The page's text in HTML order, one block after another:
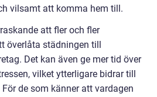
vilsamt att komma hem till.
att fler och fler
överlåta städningen till
Det kan även ge mer tid över
vilket ytterligare bidrar till
de som känner att vardagen